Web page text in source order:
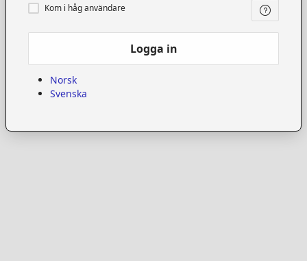
Kom
i
Kom i håg användare
Logga in
Norsk
Svenska